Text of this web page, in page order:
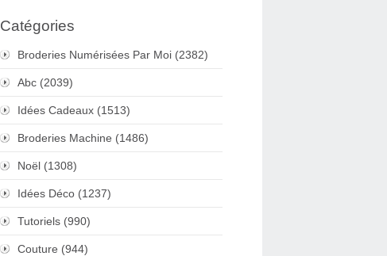
Catégories
Broderies Numérisées Par Moi (2382)
Abc (2039)
Idées Cadeaux (1513)
Broderies Machine (1486)
Noël (1308)
Idées Déco (1237)
Tutoriels (990)
Couture (944)